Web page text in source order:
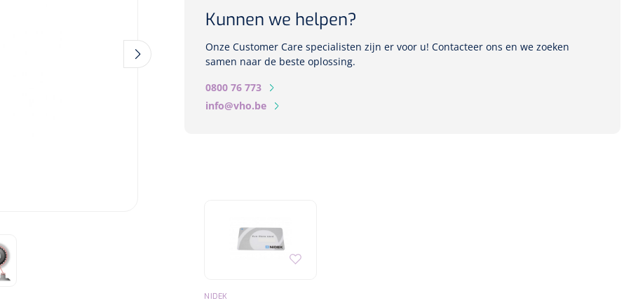
Kunnen we helpen?
Onze Customer Care specialisten zijn er voor u! Contacteer ons en we zoeken
samen naar de beste oplossing.
0800 76 773
info@vho.be
NIDEK